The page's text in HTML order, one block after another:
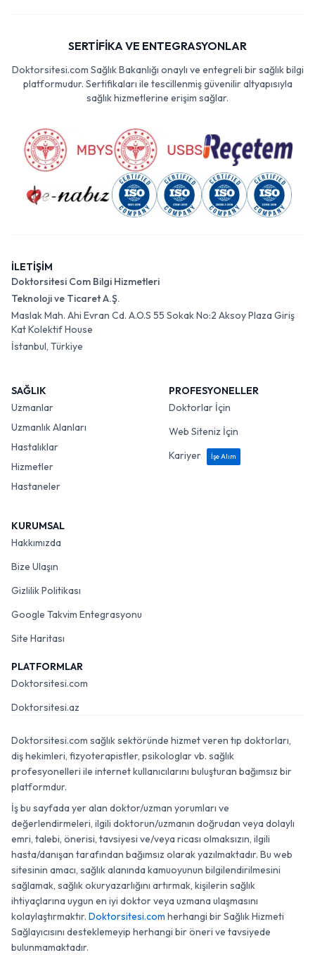
SERTİFİKA VE ENTEGRASYONLAR
Doktorsitesi.com Sağlık Bakanlığı onaylı ve entegreli bir sağlık bilgi
platformudur. Sertifikaları ile tescillenmiş güvenilir altyapısıyla
sağlık hizmetlerine erişim sağlar.
İLETİŞİM
Doktorsitesi Com Bilgi Hizmetleri
Teknoloji ve Ticaret A.Ş.
Maslak Mah. Ahi Evran Cd. A.O.S 55 Sokak No:2 Aksoy Plaza Giriş
Kat Kolektif House
İstanbul, Türkiye
SAĞLIK
Uzmanlar
Uzmanlık Alanları
Hastalıklar
Hizmetler
Hastaneler
PROFESYONELLER
Doktorlar İçin
Web Siteniz İçin
Kariyer
İşe Alım
KURUMSAL
Hakkımızda
Bize Ulaşın
Gizlilik Politikası
Google Takvim Entegrasyonu
Site Haritası
PLATFORMLAR
Doktorsitesi.com
Doktorsitesi.az
Doktorsitesi.com sağlık sektöründe hizmet veren tıp doktorları,
diş hekimleri, fizyoterapistler, psikologlar vb. sağlık
profesyonelleri ile internet kullanıcılarını buluşturan bağımsız bir
platformdur.
İş bu sayfada yer alan doktor/uzman yorumları ve
değerlendirmeleri, ilgili doktorun/uzmanın doğrudan veya dolaylı
emri, talebi, önerisi, tavsiyesi ve/veya ricası olmaksızın, ilgili
hasta/danışan tarafından bağımsız olarak yazılmaktadır. Bu web
sitesinin amacı, sağlık alanında kamuoyunun bilgilendirilmesini
sağlamak, sağlık okuryazarlığını artırmak, kişilerin sağlık
ihtiyaçlarına uygun en iyi doktor veya uzmana ulaşmasını
kolaylaştırmaktır. Doktorsitesi.com herhangi bir Sağlık Hizmeti
Sağlayıcısını desteklemeyip herhangi bir öneri ve tavsiyede
bulunmamaktadır.